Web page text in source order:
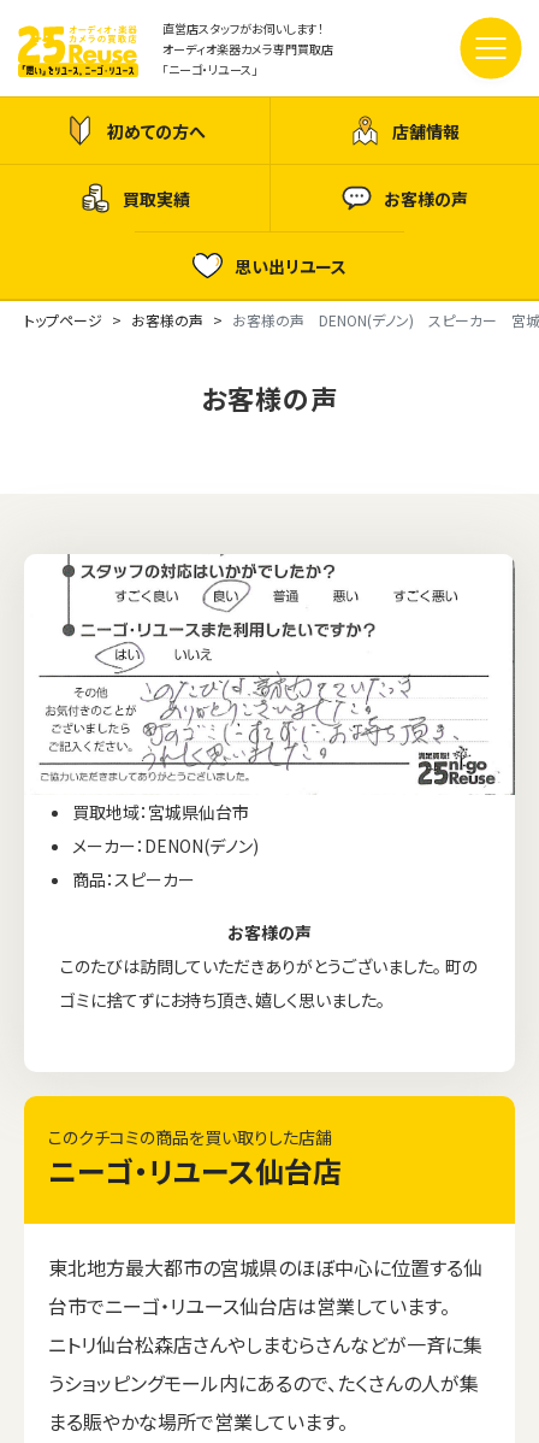
直営店スタッフがお伺いします！
オーディオ楽器カメラ専門買取店
「ニーゴ・リユース」
初めての方へ 店舗情報
買取実績 お客様の声
思い出リユース
トップページ お客様の声 お客様の声 DENON(デノン) スピーカー 宮
お客様の声
買取地域：宮城県仙台市
メーカー：DENON(デノン)
商品：スピーカー
お客様の声
このたびは訪問していただきありがとうございました。 町の
ゴミに捨てずにお持ち頂き、嬉しく思いました。
このクチコミの商品を買い取りした店舗
ニーゴ・リユース仙台店
東北地方最大都市の宮城県のほぼ中心に位置する仙
台市でニーゴ・リユース仙台店は営業しています。
ニトリ仙台松森店さんやしまむらさんなどが一斉に集
うショッピングモール内にあるので、たくさんの人が集
まる賑やかな場所で営業しています。